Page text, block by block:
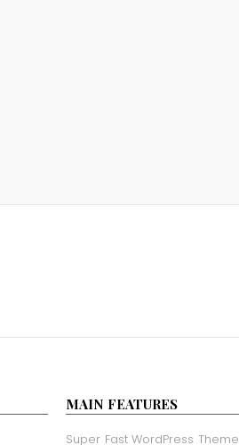
MAIN FEATURES
Super Fast WordPress Theme